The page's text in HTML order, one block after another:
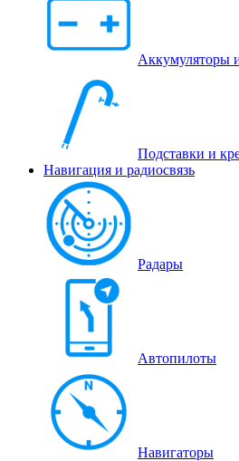
Аккумуляторы
Подставки и
Навигация и радиосвязь
Радары
Автопилоты
Навигаторы